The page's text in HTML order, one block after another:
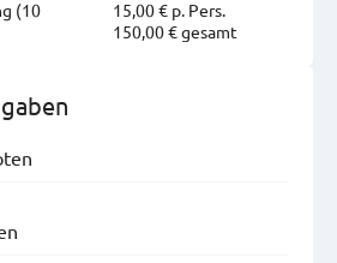
(10
15,00 € p. Pers.
150,00 € gesamt